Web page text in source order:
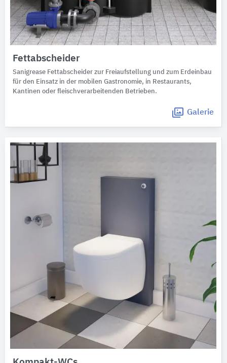
Fettabscheider
Sanigrease Fettabscheider zur Freiaufstellung und zum Erdeinbau
für den Einsatz in der mobilen Gastronomie, in Restaurants,
Kantinen oder fleischverarbeitenden Betrieben.
Galerie